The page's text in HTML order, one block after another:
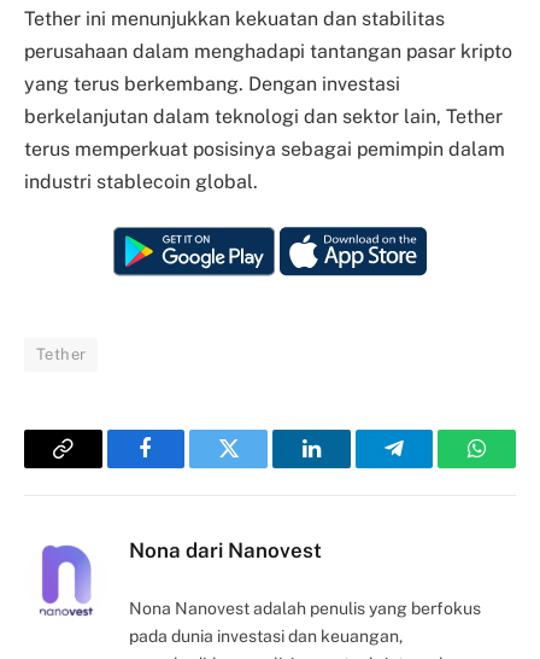
Tether ini menunjukkan kekuatan dan stabilitas
perusahaan dalam menghadapi tantangan pasar kripto
yang terus berkembang. Dengan investasi
berkelanjutan dalam teknologi dan sektor lain, Tether
terus memperkuat posisinya sebagai pemimpin dalam
industri stablecoin global.
Tether
Copy
FacebookTwitter LinkedInTelegram
Nona dari Nanovest
Nona Nanovest adalah penulis yang berfokus
pada dunia investasi dan keuangan,